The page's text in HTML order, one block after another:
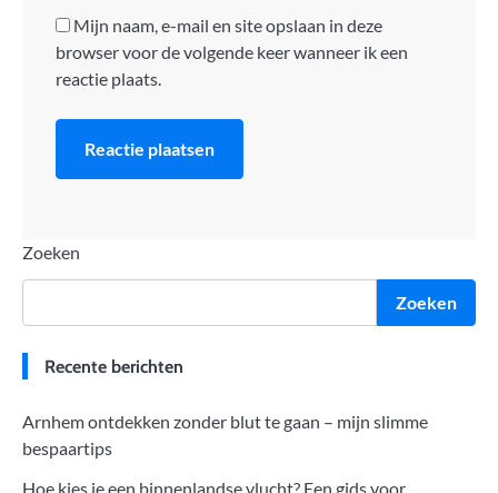
Mijn naam, e-mail en site opslaan in deze
browser voor de volgende keer wanneer ik een
reactie plaats.
Zoeken
Zoeken
Recente berichten
Arnhem ontdekken zonder blut te gaan – mijn slimme
bespaartips
Hoe kies je een binnenlandse vlucht? Een gids voor